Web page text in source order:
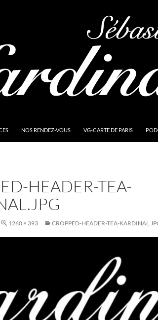
NOS RENDEZ-VOUS VG-CARTE DE PARIS
HEADER-TEA-
1260 × 393 CROPPED-HEADER-TEA-